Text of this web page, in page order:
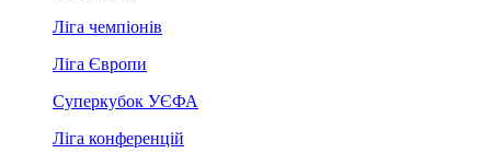
Ліга чемпіонів
Ліга Європи
Суперкубок УЄФА
Ліга конференцій